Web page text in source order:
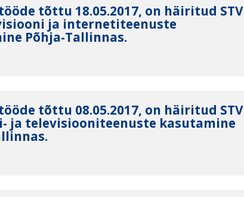
tõttu 18.05.2017, on häiritud STV
ja internetiteenuste
Põhja-Tallinnas.
tõttu 08.05.2017, on häiritud STV
ja televisiooniteenuste kasutamine